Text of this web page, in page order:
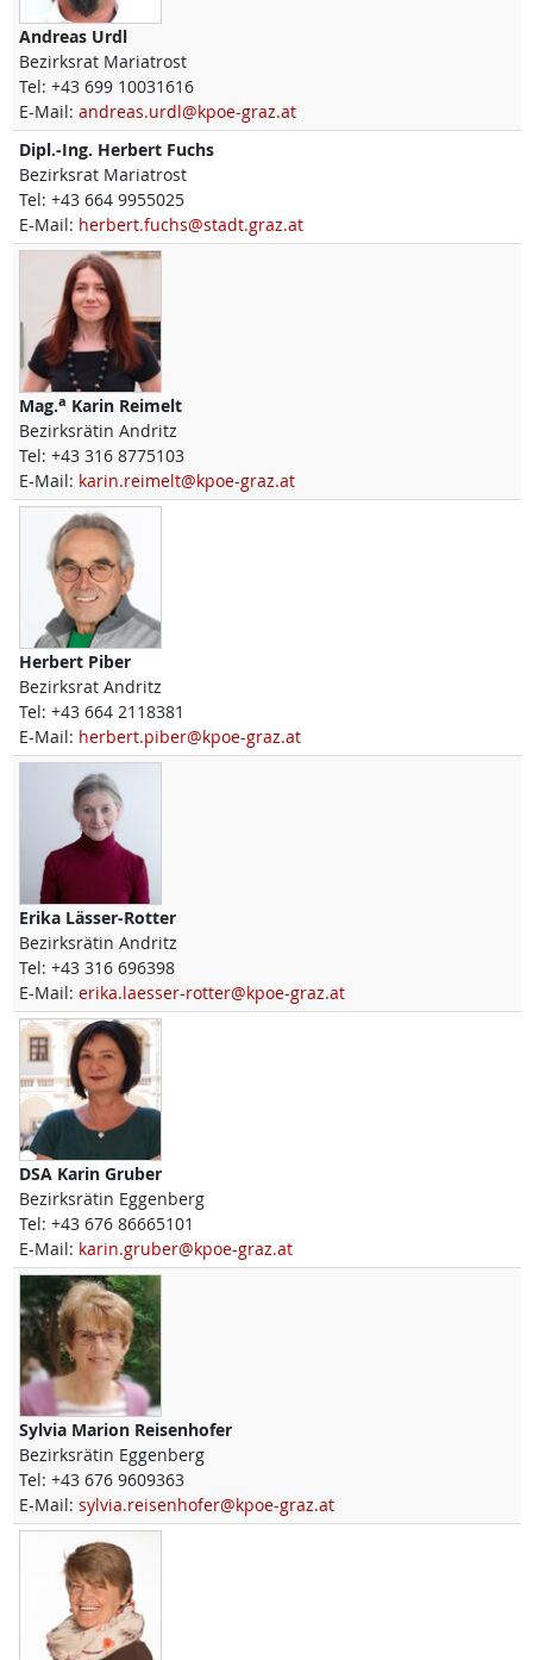
Andreas Urdl
Bezirksrat Mariatrost
Tel: +43 699 10031616
E-Mail: andreas.urdl@kpoe-graz.at
Dipl.-Ing. Herbert Fuchs
Bezirksrat Mariatrost
Tel: +43 664 9955025
E-Mail: herbert.fuchs@stadt.graz.at
Mag.a Karin Reimelt
Bezirksrätin Andritz
Tel: +43 316 8775103
E-Mail: karin.reimelt@kpoe-graz.at
Herbert Piber
Bezirksrat Andritz
Tel: +43 664 2118381
E-Mail: herbert.piber@kpoe-graz.at
Erika Lässer-Rotter
Bezirksrätin Andritz
Tel: +43 316 696398
E-Mail: erika.laesser-rotter@kpoe-graz.at
DSA Karin Gruber
Bezirksrätin Eggenberg
Tel: +43 676 86665101
E-Mail: karin.gruber@kpoe-graz.at
Sylvia Marion Reisenhofer
Bezirksrätin Eggenberg
Tel: +43 676 9609363
E-Mail: sylvia.reisenhofer@kpoe-graz.at